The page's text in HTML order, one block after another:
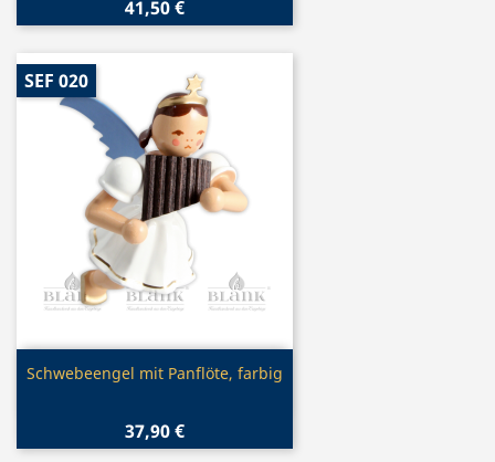
41,50 €
Vorschau
Schwebeengel mit Panflöte, farbig
37,90 €
SEF 020